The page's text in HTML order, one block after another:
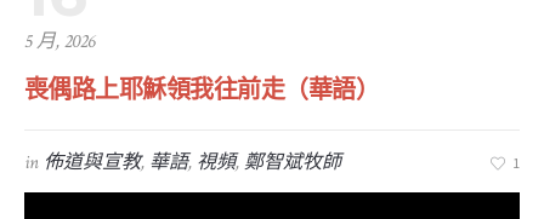
5 月, 2026
喪偶路上耶穌領我往前走（華語）
in 佈道與宣教, 華語, 視頻,鄭智斌牧師 1